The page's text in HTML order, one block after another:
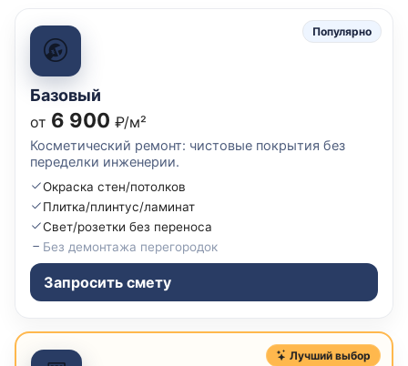
Популярно
Базовый
от 6 900 ₽/м²
Косметический ремонт: чистовые покрытия без
переделки инженерии.
Окраска стен/потолков
Плитка/плинтус/ламинат
Свет/розетки без переноса
Без демонтажа перегородок
Запросить смету
Лучший выбор